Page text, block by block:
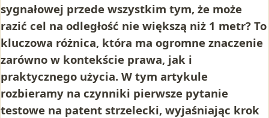
sygnałowej przede wszystkim tym, że może
razić cel na odległość nie większą niż 1 metr? To
kluczowa różnica, która ma ogromne znaczenie
zarówno w kontekście prawa, jak i
praktycznego użycia. W tym artykule
rozbieramy na czynniki pierwsze pytanie
testowe na patent strzelecki, wyjaśniając krok